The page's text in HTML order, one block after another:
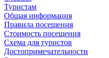
Туристам
Общая информация
Правила посещения
Стоимость посещения
Схема для туристов
Достопримечательности